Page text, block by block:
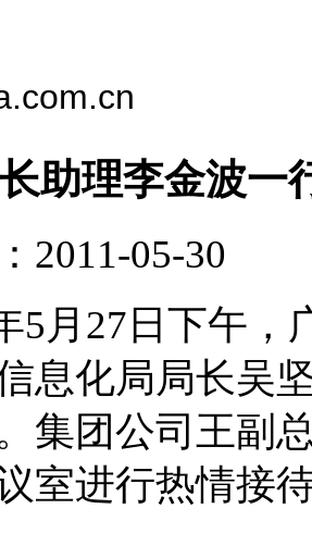
助理李金波一
2011-05-30
月27日下午，
息化局局长吴
集团公司王副
室进行热情接